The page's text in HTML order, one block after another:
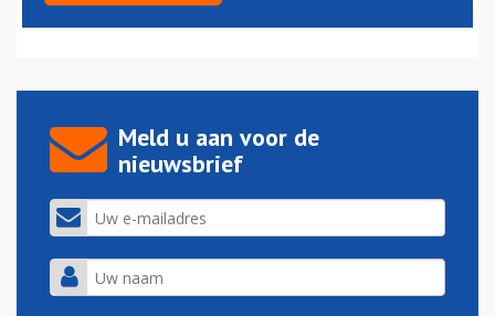
Meld u aan voor de
nieuwsbrief